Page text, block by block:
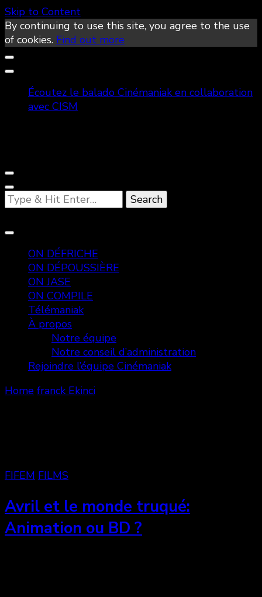
Skip to Content
By continuing to use this site, you agree to the use
of cookies. Find out more
Écoutez le balado Cinémaniak en collaboration
avec CISM
Looking
for
ON DÉFRICHE
ON DÉPOUSSIÈRE
ON JASE
ON COMPILE
Télémaniak
À propos
Notre équipe
Notre conseil d’administration
Rejoindre l’équipe Cinémaniak
Home franck Ekinci
FIFEM FILMS
Avril et le monde truqué:
Animation ou BD ?